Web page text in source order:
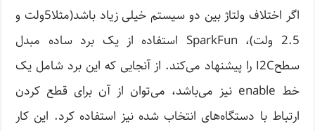
اگر اختلاف ولتاژ بین دو سیستم خیلی زیاد باشد(مثلا5ولت و
2.5 ولت)، SparkFun استفاده از یک برد ساده مبدل
سطحI2C را پیشنهاد می‌کند. از آنجایی که این برد شامل یک
خط enable نیز می‌باشد، می‌توان از آن برای قطع کردن
ارتباط با دستگاه‌های انتخاب شده نیز استفاده کرد. این کار